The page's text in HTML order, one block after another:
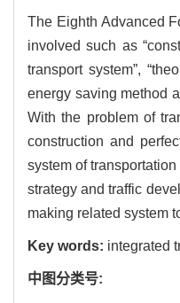
The Eighth Advanced
involved such as
transport system”,
energy saving method
With the problem of
construction and
system of
strategy and traffic
making related system
Key words: integrated
中图分类号: